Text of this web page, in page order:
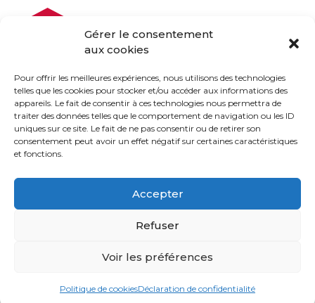
Gérer le consentement
aux cookies
Pour offrir les meilleures expériences, nous utilisons des technologies
telles que les cookies pour stocker et/ou accéder aux informations des
appareils. Le fait de consentir à ces technologies nous permettra de
traiter des données telles que le comportement de navigation ou les ID
uniques sur ce site. Le fait de ne pas consentir ou de retirer son
consentement peut avoir un effet négatif sur certaines caractéristiques
et fonctions.
Accepter
Refuser
Voir les préférences
Politique de cookiesDéclaration de confidentialité
(450) 229-2992
© 2021 tous droits réservés - Équipe Stéfany & Charles -
ConceptionViweb